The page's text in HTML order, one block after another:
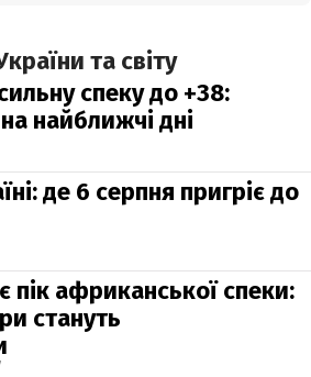
та світу
спеку до +38:
найближчі дні
де 6 серпня пригріє до
пік африканської спеки:
стануть